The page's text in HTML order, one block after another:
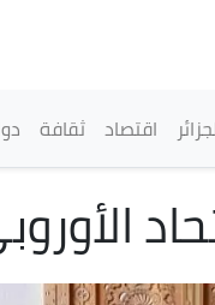
الرئيسية
اقتصاد ثقافة